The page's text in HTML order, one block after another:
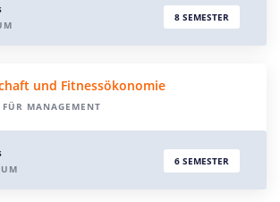
8 SEMESTER
und Fitnessökonomie
MANAGEMENT
6 SEMESTER